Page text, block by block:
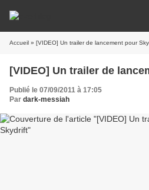
Accueil » [VIDEO] Un trailer de lancement pour
[VIDEO] Un trailer de
Publié le 07/09/2011 à 17:05
Par dark-messiah